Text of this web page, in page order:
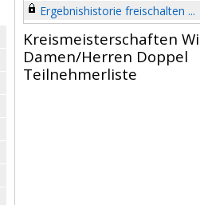
Ergebnishistorie freischalten ...
Kreismeisterschaften
Damen/Herren Doppel
Teilnehmerliste